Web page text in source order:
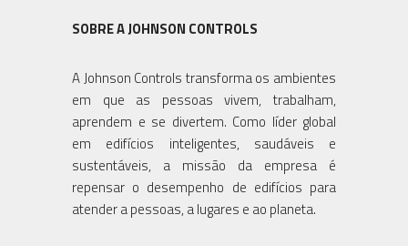
SOBRE A JOHNSON CONTROLS
A Johnson Controls transforma os ambientes
em que as pessoas vivem, trabalham,
aprendem e se divertem. Como líder global
em edifícios inteligentes, saudáveis e
sustentáveis, a missão da empresa é
repensar o desempenho de edifícios para
atender a pessoas, a lugares e ao planeta.